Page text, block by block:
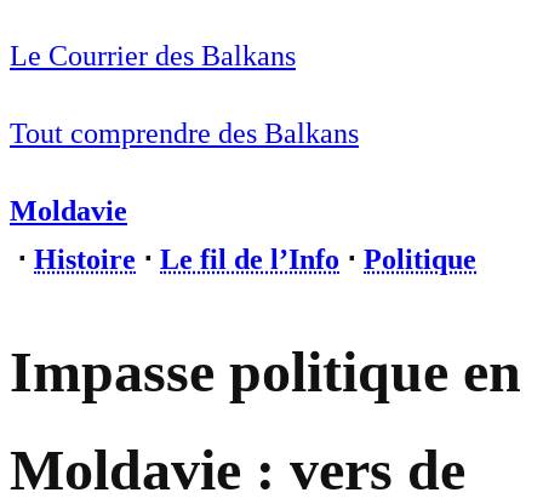
Le Courrier des Balkans
Tout comprendre des Balkans
Moldavie
⋅ Histoire ⋅ Le fil de l’Info ⋅ Politique
Impasse politique en
Moldavie : vers de